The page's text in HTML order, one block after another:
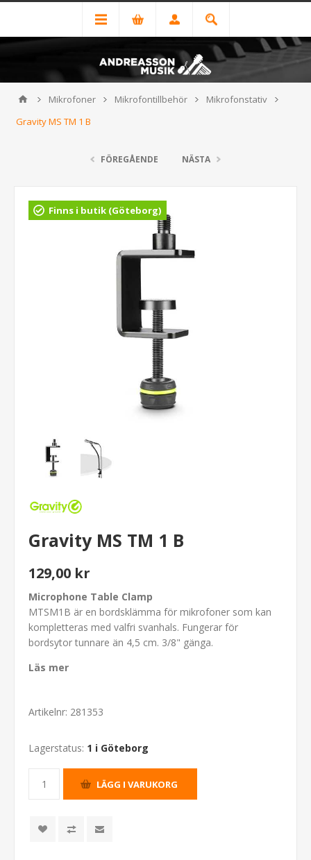
Mikrofoner Mikrofontillbehör
Mikrofonstativ
Gravity MS TM 1 B
FÖREGÅENDE NÄSTA
Finns i butik (Göteborg)
Gravity MS TM 1 B
129,00 kr
Microphone Table Clamp
MTSM1B är en bordsklämma för mikrofoner som kan
kompletteras med valfri svanhals. Fungerar för
bordsytor tunnare än 4,5 cm. 3/8" gänga.
Läs mer
Artikelnr: 281353
Lagerstatus: 1 i Göteborg